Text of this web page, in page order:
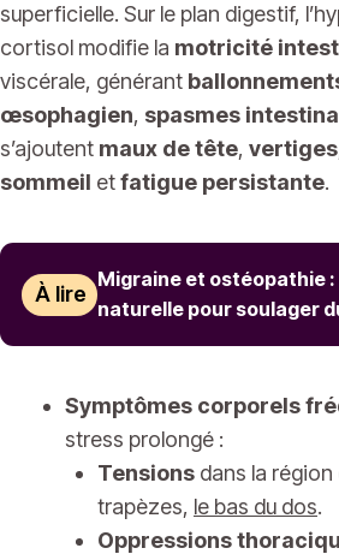
superficielle. Sur le plan digestif,
cortisol modifie la motricité
viscérale, générant
œsophagien, spasmes
s’ajoutent maux de tête, vertiges
sommeil etfatigue persistante.
À lire
Migraine et ostéopathie
naturelle pour soulager
Symptômes corporels
stress prolongé :
Tensions dans la
trapèzes, le bas du dos.
Oppressions